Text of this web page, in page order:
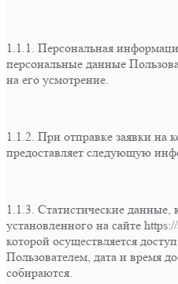
1.1.1. Персональная
персональные данные
на его усмотрение.
1.1.2. При отправке заявки
предоставляет следующую
1.1.3. Статистические
установленного на сайте
которой осуществляется
Пользователем, дата и время
собираются.